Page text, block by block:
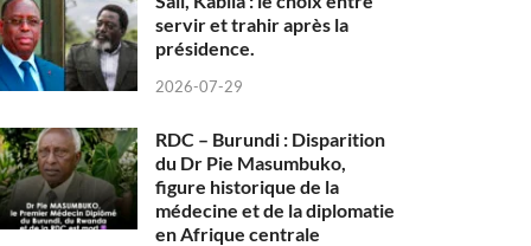
servir et trahir après la
présidence.
2026-07-29
RDC – Burundi : Disparition
du Dr Pie Masumbuko,
figure historique de la
médecine et de la diplomatie
en Afrique centrale